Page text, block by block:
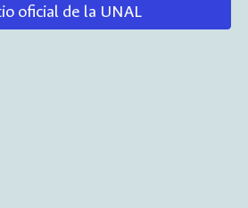
oficial de la UNAL